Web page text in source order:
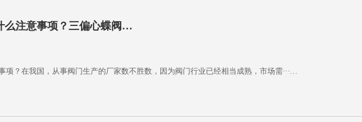
么注意事项？三偏心蝶阀…
项？在我国，从事阀门生产的厂家数不胜数，因为阀门行业已经相当成熟，市场需···…